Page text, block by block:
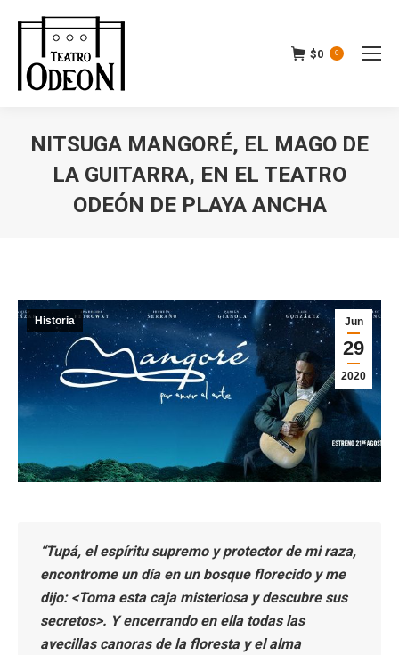
$0 0
NITSUGA MANGORÉ, EL MAGO DE
LA GUITARRA, EN EL TEATRO
ODEÓN DE PLAYA ANCHA
Jun
29
2020
Historia
“Tupá, el espíritu supremo y protector de mi raza,
encontrome un día en un bosque florecido y me
dijo: <Toma esta caja misteriosa y descubre sus
secretos>. Y encerrando en ella todas las
avecillas canoras de la floresta y el alma